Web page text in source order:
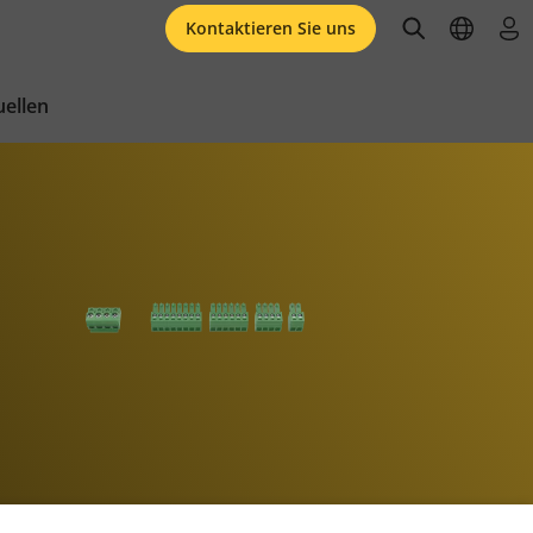
Kontaktieren Sie uns openopen